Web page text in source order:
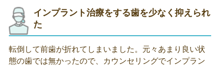
インプラント治療をする歯を少なく抑えられ
た
転倒して前歯が折れてしまいました。元々あまり良い状
態の歯では無かったので、カウンセリングでインプラン